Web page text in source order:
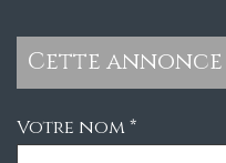
cette
Votre nom *